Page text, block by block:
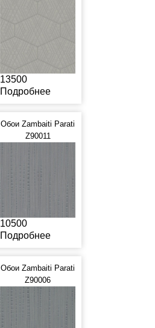
13500
Подробнее
Обои Zambaiti Parati
Z90011
10500
Подробнее
Обои Zambaiti Parati
Z90006